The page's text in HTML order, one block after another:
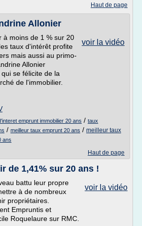
Haut de page
Allonier
voir la vidéo
à moins de 1 % sur 20
taux d'intérêt profite
mais aussi au primo-
Allonier
se félicite de la
de l'immobilier.
emprunt immobilier 20 ans / taux
/ meilleur taux emprunt 20 ans / meilleur taux
ans
Haut de page
de 1,41% sur 20 ans !
voir la vidéo
battu leur propre
à de nombreux
propriétaires.
Empruntis et
Roquelaure sur RMC.